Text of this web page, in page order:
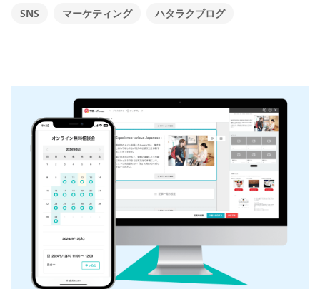
SNS マーケティング ハタラクブログ